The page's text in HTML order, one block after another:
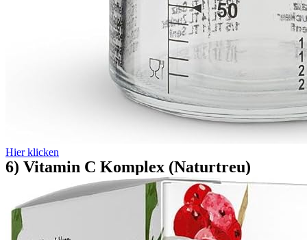
Hier klicken
6) Vitamin C Komplex (Naturtreu)